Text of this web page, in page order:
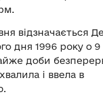
відзначається
дня 1996 року о 9
доби
і ввела в